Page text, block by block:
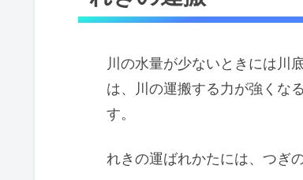
川の水量が少ないときには川
は、川の運搬する力が強くな
す。
れきの運ばれかたには、つぎ